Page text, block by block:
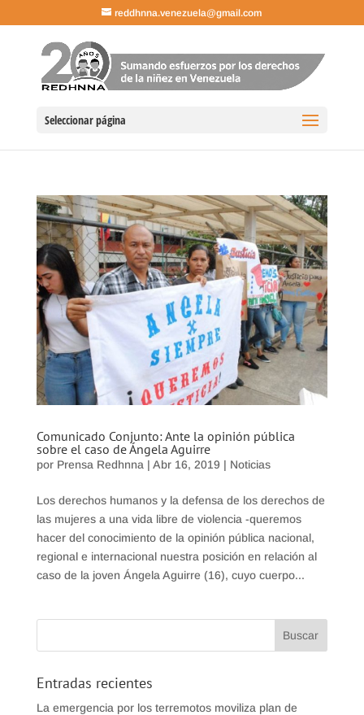
reddhnna.venezuela@gmail.com
Seleccionar página
Comunicado Conjunto: Ante la opinión pública
sobre el caso de Ángela Aguirre
por Prensa Redhnna | Abr 16, 2019 | Noticias
Los derechos humanos y la defensa de los derechos de
las mujeres a una vida libre de violencia -queremos
hacer del conocimiento de la opinión pública nacional,
regional e internacional nuestra posición en relación al
caso de la joven Ángela Aguirre (16), cuyo cuerpo...
Entradas recientes
La emergencia por los terremotos moviliza plan de